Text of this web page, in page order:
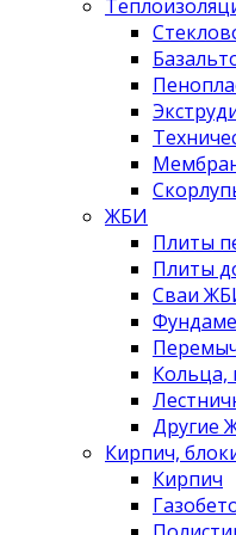
ЖБИ
Плиты
Плиты
Сваи
Другие
Кирпич,
Кирпич